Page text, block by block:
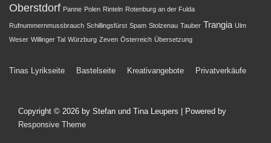
Oberstdorf Panne Polen Rinteln Rotenburg an der Fulda
Rufnummernmussbrauch Schillingsfürst Spam Stolzenau Tauber Trangia Ulm
Weser Willinger Tal Würzburg Zeven Österreich Übersetzung
Footer-
Tinas Lyrikseite Bastelseite Kreativangebote Privatverkäufe
Copyright © 2026 by Stefan und Tina Leupers
| Powered by
Responsive Theme